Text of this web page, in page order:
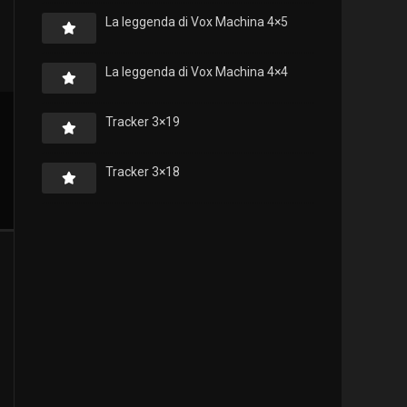
La leggenda di Vox Machina 4×5
La leggenda di Vox Machina 4×4
Tracker 3×19
Tracker 3×18